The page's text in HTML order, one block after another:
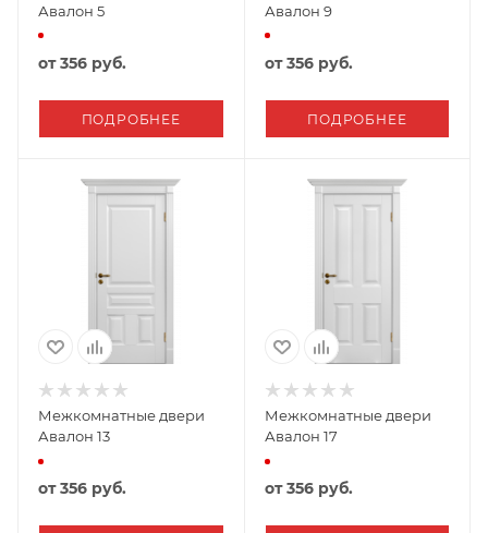
Авалон 5
от356 руб.
ПОДРОБНЕЕ
Авалон 9
от356 руб.
ПОДРОБНЕЕ
Межкомнатные двери
Авалон 13
от356 руб.
Межкомнатные двери
Авалон 17
от356 руб.